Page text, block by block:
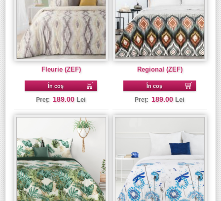
Fleurie (ZEF)
În coș
Preț: 189.00 Lei
Regional (ZEF)
În coș
Preț: 189.00 Lei